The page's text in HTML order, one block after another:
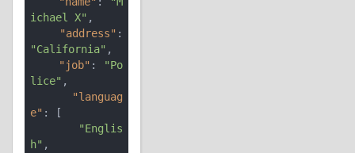
ichael X" ,
"address"
"California" ,
"job" :
"Po
lice" ,
"languag
e" : [
"Englis
h" ,